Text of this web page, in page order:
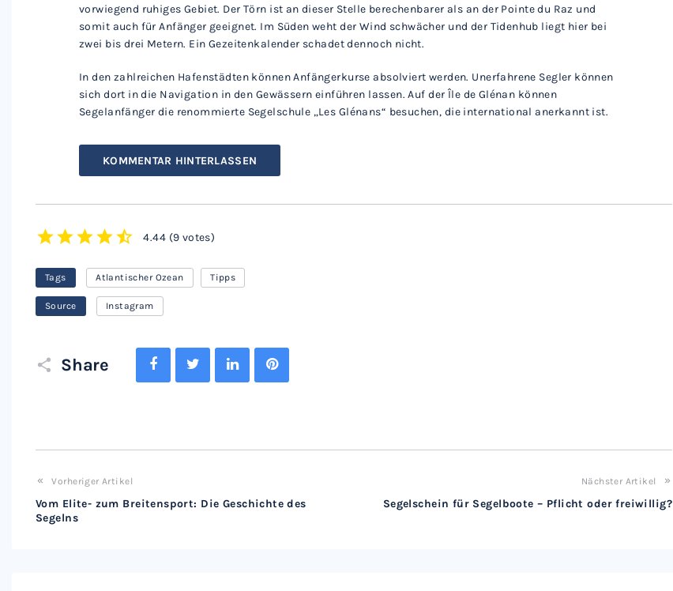
vorwiegend ruhiges Gebiet. Der Törn ist an dieser Stelle berechenbarer als an der Pointe du Raz und
somit auch für Anfänger geeignet. Im Süden weht der Wind schwächer und der Tidenhub liegt hier bei
zwei bis drei Metern. Ein Gezeitenkalender schadet dennoch nicht.
In den zahlreichen Hafenstädten können Anfängerkurse absolviert werden. Unerfahrene Segler können
sich dort in die Navigation in den Gewässern einführen lassen. Auf der Île de Glénan können
Segelanfänger die renommierte Segelschule „Les Glénans“ besuchen, die international anerkannt ist.
KOMMENTAR HINTERLASSEN
4.44 (9 votes)
Tags Atlantischer Ozean Tipps
Source Instagram
Share
FacebookTwitter LinkedIn
Vorheriger Artikel
Vom Elite- zum Breitensport: Die Geschichte des
Segelns
Nächster Artikel
Segelschein für Segelboote – Pflicht oder freiwillig?